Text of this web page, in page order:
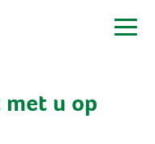
met u op